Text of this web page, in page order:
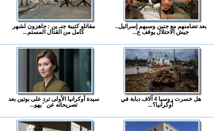
بعد تضامنهم مع جنين وسبهم إسرائيل..
جيش الاحتلال يوقف ع...
مقاتلو كتيبة جنـ ين : جاهزون لشهر
كامل من القتال المستم...
هل خسرت روسيا 4 آلاف دبابة في
أوكرانيا؟...
سيدة أوكرانيا الأولى ترد على بوتين بعد
تصريحاته عن "يهو...